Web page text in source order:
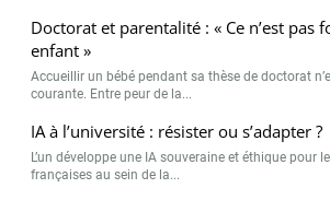
Doctorat et parentalité : « Ce n’est pas
enfant »
Accueillir un bébé pendant sa thèse de doctorat
courante. Entre peur de la...
IA à l’université : résister ou s’adapter ?
L’un développe une IA souveraine et éthique pour
françaises au sein de la...